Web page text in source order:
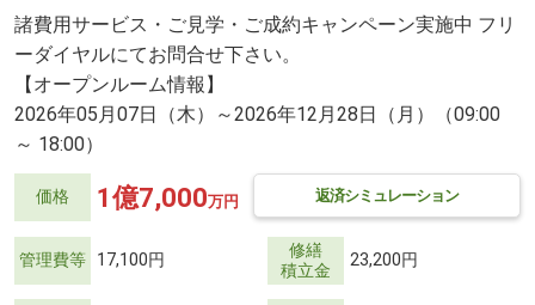
諸費用サービス・ご見学・ご成約キャンペーン実施中 フリ
ーダイヤルにてお問合せ下さい。
【オープンルーム情報】
2026年05月07日（木）～2026年12月28日（月）（09:00
～ 18:00）
価格 返済シミュレーション
1億7,000万円
管理費等 17,100円
修繕
積立金
23,200円